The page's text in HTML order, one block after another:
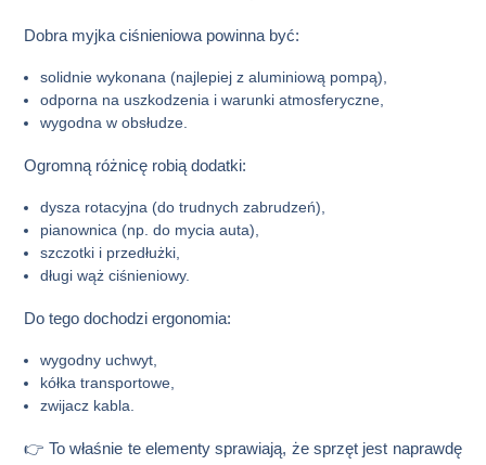
Dobra myjka ciśnieniowa powinna być:
solidnie wykonana (najlepiej z aluminiową pompą),
odporna na uszkodzenia i warunki atmosferyczne,
wygodna w obsłudze.
Ogromną różnicę robią dodatki:
dysza rotacyjna (do trudnych zabrudzeń),
pianownica (np. do mycia auta),
szczotki i przedłużki,
długi wąż ciśnieniowy.
Do tego dochodzi ergonomia:
wygodny uchwyt,
kółka transportowe,
zwijacz kabla.
👉 To właśnie te elementy sprawiają, że sprzęt jest naprawdę